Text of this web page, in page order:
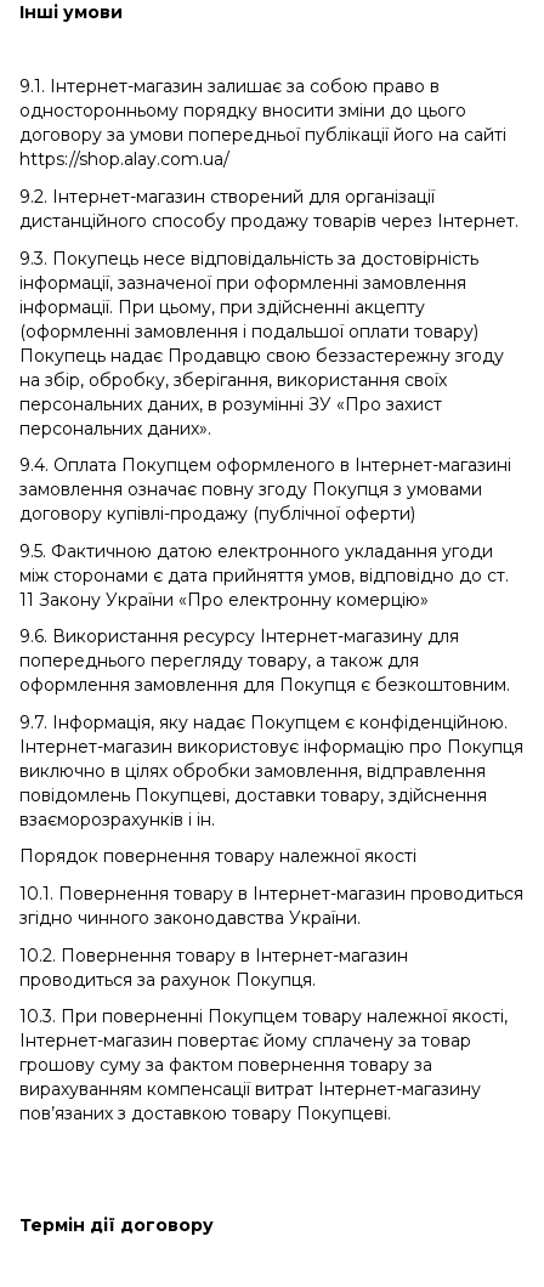
Інші умови
9.1. Інтернет-магазин залишає за собою право в
односторонньому порядку вносити зміни до цього
договору за умови попередньої публікації його на сайті
https://shop.alay.com.ua/
9.2. Інтернет-магазин створений для організації
дистанційного способу продажу товарів через Інтернет.
9.3. Покупець несе відповідальність за достовірність
інформації, зазначеної при оформленні замовлення
інформації. При цьому, при здійсненні акцепту
(оформленні замовлення і подальшої оплати товару)
Покупець надає Продавцю свою беззастережну згоду
на збір, обробку, зберігання, використання своїх
персональних даних, в розумінні ЗУ «Про захист
персональних даних».
9.4. Оплата Покупцем оформленого в Інтернет-магазині
замовлення означає повну згоду Покупця з умовами
договору купівлі-продажу (публічної оферти)
9.5. Фактичною датою електронного укладання угоди
між сторонами є дата прийняття умов, відповідно до ст.
11 Закону України «Про електронну комерцію»
9.6. Використання ресурсу Інтернет-магазину для
попереднього перегляду товару, а також для
оформлення замовлення для Покупця є безкоштовним.
9.7. Інформація, яку надає Покупцем є конфіденційною.
Інтернет-магазин використовує інформацію про Покупця
виключно в цілях обробки замовлення, відправлення
повідомлень Покупцеві, доставки товару, здійснення
взаєморозрахунків і ін.
Порядок повернення товару належної якості
10.1. Повернення товару в Інтернет-магазин проводиться
згідно чинного законодавства України.
10.2. Повернення товару в Інтернет-магазин
проводиться за рахунок Покупця.
10.3. При поверненні Покупцем товару належної якості,
Інтернет-магазин повертає йому сплачену за товар
грошову суму за фактом повернення товару за
вирахуванням компенсації витрат Інтернет-магазину
пов’язаних з доставкою товару Покупцеві.
Термін дії договору